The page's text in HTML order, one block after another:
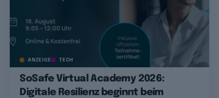
ANZEIGE TECH
SoSafe Virtual Academy 2026:
Digitale Resilienz beginnt beim